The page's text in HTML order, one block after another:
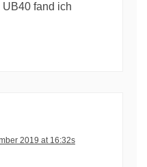
fand ich
2019 at 16:32s